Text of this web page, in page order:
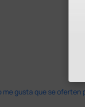
me gusta que se